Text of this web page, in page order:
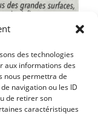
des technologies
aux informations des
nous permettra de
navigation ou les ID
de retirer son
caractéristiques